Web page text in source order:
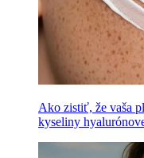
Ako zistiť, že vaša
kyseliny